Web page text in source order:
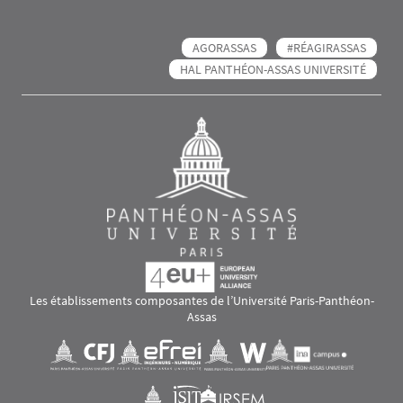
AGORASSAS
#RÉAGIRASSAS
HAL PANTHÉON-ASSAS UNIVERSITÉ
Les établissements composantes de l’Université Paris-Panthéon-
Assas
Visuel svgVisuel svg Visuel svgVisuel svg
Visuel svgVisuel svg